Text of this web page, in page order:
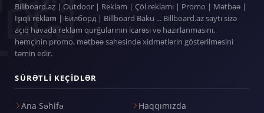
Billboard.az | Outdoor | Reklam | Çöl reklamı | Promo | Mətbəə |
İşıqlı reklam | Билборд | Billboard Baku ... Billboard.az saytı sizə
açıq havada reklam qurğularının icarəsi və hazırlanmasını,
həmçinin promo, mətbəə sahəsində xidmətlərin göstərilməsini
təmin edir.
SÜRƏTLI KEÇIDLƏR
Ana Səhifə Haqqımızda